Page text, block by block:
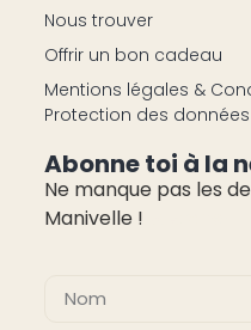
Nous trouver
Offrir un bon cadeau
Mentions légales &
Protection des données
Abonne toi à la
Ne manque pas les
Manivelle !